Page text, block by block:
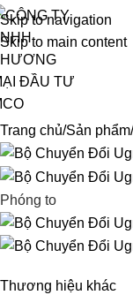
Skip to navigation
Skip to main content
Trang chủ Sản phẩm
Phóng to
Thương hiệu khác